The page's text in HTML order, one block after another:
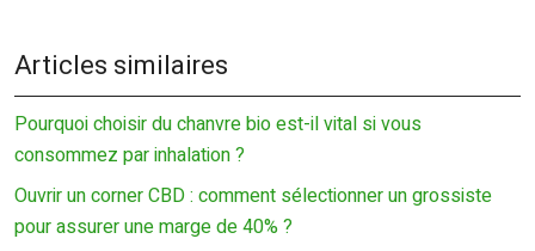
Articles similaires
Pourquoi choisir du chanvre bio est-il vital si vous
consommez par inhalation ?
Ouvrir un corner CBD : comment sélectionner un grossiste
pour assurer une marge de 40% ?